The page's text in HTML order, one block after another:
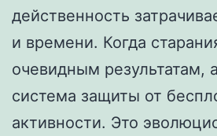
действенность
и времени. Когда
очевидным результатам,
система защиты от
активности. Это